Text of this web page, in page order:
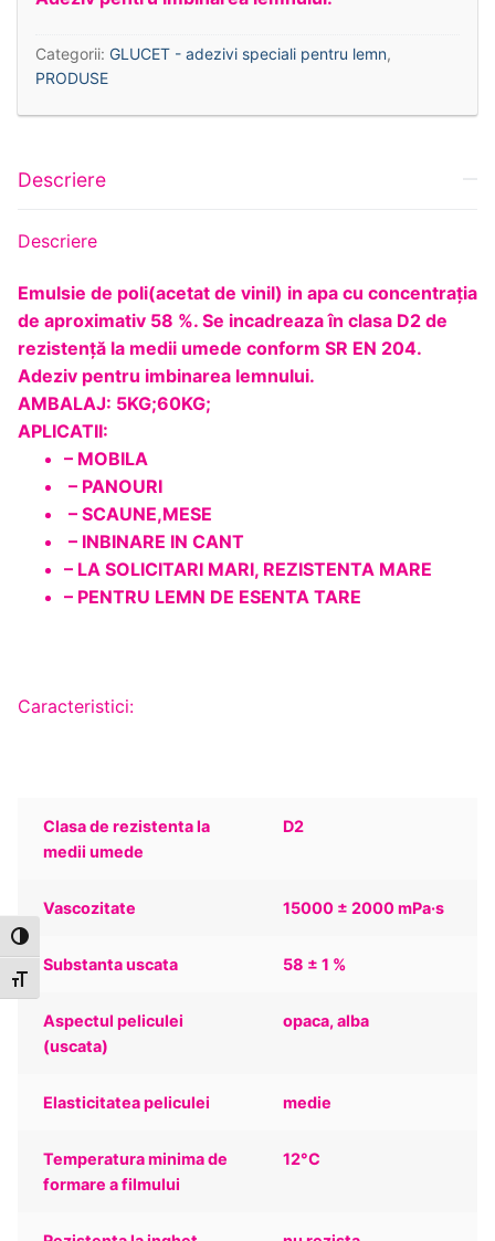
Toggle High Contrast
Toggle Font size
Categorii: GLUCET - adezivi speciali pentru lemn,
PRODUSE
Descriere
Descriere
Emulsie de poli(acetat de vinil) in apa cu concentraţia
de aproximativ 58 %. Se incadreaza în clasa D2 de
rezistenţă la medii umede conform SR EN 204.
Adeziv pentru imbinarea lemnului.
AMBALAJ: 5KG;60KG;
APLICATII:
– MOBILA
– PANOURI
– SCAUNE,MESE
– INBINARE IN CANT
– LA SOLICITARI MARI, REZISTENTA MARE
– PENTRU LEMN DE ESENTA TARE
Caracteristici:
Clasa de rezistenta la
medii umede
D2
Vascozitate 15000 ± 2000 mPa·s
Substanta uscata 58 ± 1 %
Aspectul peliculei
(uscata)
opaca, alba
Elasticitatea peliculei medie
Temperatura minima de
formare a filmului
12°C